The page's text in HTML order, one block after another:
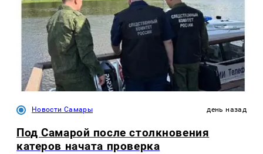
Новости Самары день назад
Под Самарой после столкновения
катеров начата проверка